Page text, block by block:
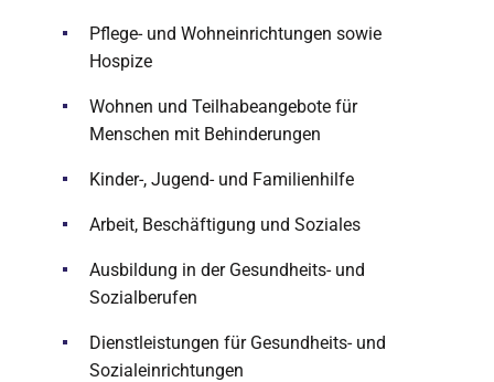
Pflege- und Wohneinrichtungen sowie
Hospize
Wohnen und Teilhabeangebote für
Menschen mit Behinderungen
Kinder-, Jugend- und Familienhilfe
Arbeit, Beschäftigung und Soziales
Ausbildung in der Gesundheits- und
Sozialberufen
Dienstleistungen für Gesundheits- und
Sozialeinrichtungen